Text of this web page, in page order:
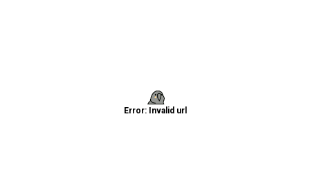
Error: Invalid url